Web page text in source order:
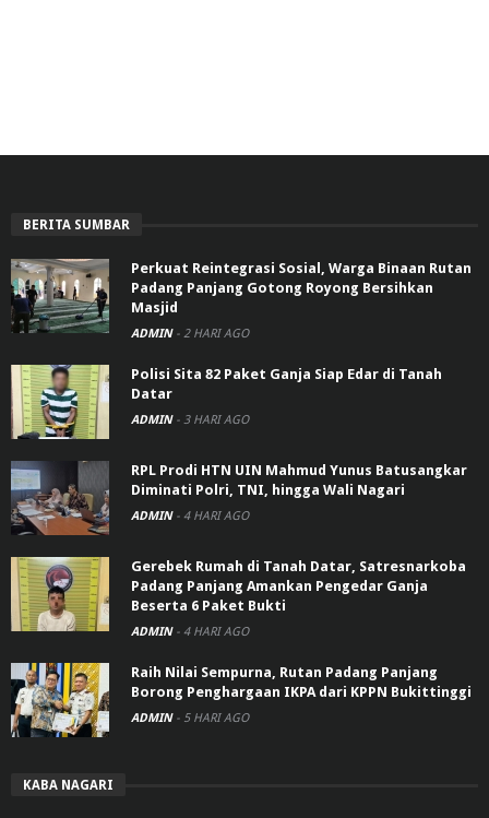
BERITA SUMBAR
Perkuat Reintegrasi Sosial, Warga Binaan Rutan
Padang Panjang Gotong Royong Bersihkan
Masjid
ADMIN - 2 HARI AGO
Polisi Sita 82 Paket Ganja Siap Edar di Tanah
Datar
ADMIN - 3 HARI AGO
RPL Prodi HTN UIN Mahmud Yunus Batusangkar
Diminati Polri, TNI, hingga Wali Nagari
ADMIN - 4 HARI AGO
Gerebek Rumah di Tanah Datar, Satresnarkoba
Padang Panjang Amankan Pengedar Ganja
Beserta 6 Paket Bukti
ADMIN - 4 HARI AGO
Raih Nilai Sempurna, Rutan Padang Panjang
Borong Penghargaan IKPA dari KPPN Bukittinggi
ADMIN - 5 HARI AGO
KABA NAGARI